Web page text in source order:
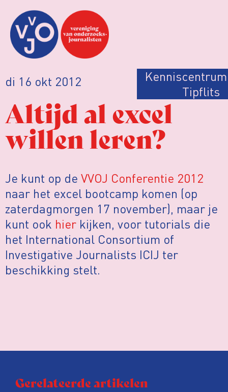
di 16 okt 2012 Kenniscentrum
Tipflits
Altijd al excel
willen leren?
Je kunt op de VVOJ Conferentie 2012
naar het excel bootcamp komen (op
zaterdagmorgen 17 november), maar je
kunt ook hier kijken, voor tutorials die
het International Consortium of
Investigative Journalists ICIJ ter
beschikking stelt.
Gerelateerde artikelen